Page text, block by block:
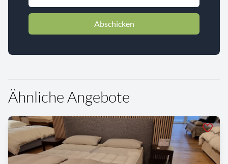
Abschicken
Ähnliche Angebote